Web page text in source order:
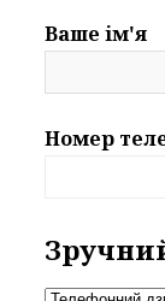
Ваше ім'я
Номер